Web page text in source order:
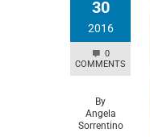
30
2016
0
COMMENTS
By
Angela
Sorrentino